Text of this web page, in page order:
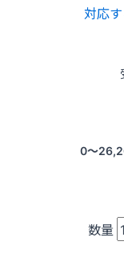
対応
0〜
数量